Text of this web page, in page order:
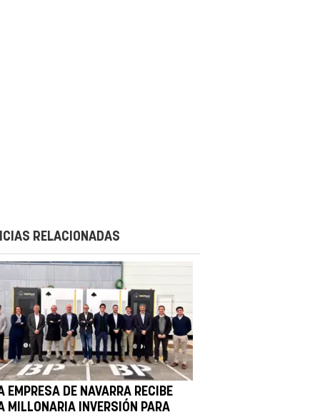
RELACIONADAS
EMPRESA DE NAVARRA RECIBE
MILLONARIA INVERSIÓN PARA